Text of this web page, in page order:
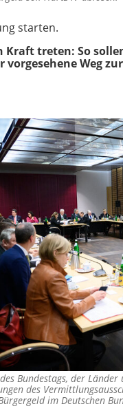
starten.
treten: So
Weg
Bundestags, der
des
im Deutschen